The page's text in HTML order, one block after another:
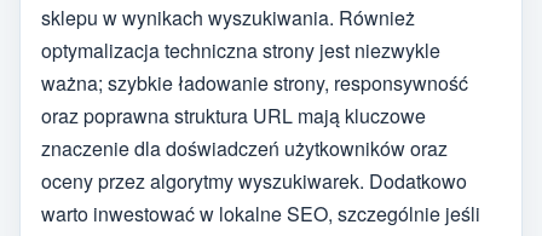
sklepu w wynikach wyszukiwania. Również
optymalizacja techniczna strony jest niezwykle
ważna; szybkie ładowanie strony, responsywność
oraz poprawna struktura URL mają kluczowe
znaczenie dla doświadczeń użytkowników oraz
oceny przez algorytmy wyszukiwarek. Dodatkowo
warto inwestować w lokalne SEO, szczególnie jeśli